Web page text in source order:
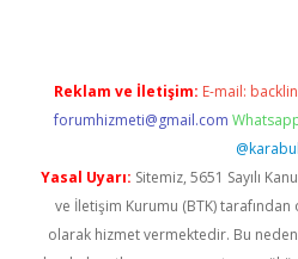
Reklam ve İletişim: E-mail:
forumhizmeti@gmail.com
@karabul
Yasal Uyarı: Sitemiz, 5651 Sayılı
ve İletişim Kurumu (BTK) tarafından
olarak hizmet vermektedir. Bu